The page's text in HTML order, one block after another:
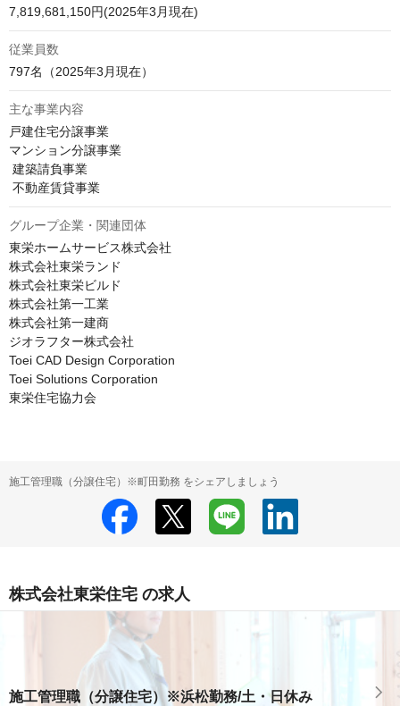
7,819,681,150円(2025年3月現在)
従業員数
797名（2025年3月現在）
主な事業内容
戸建住宅分譲事業
マンション分譲事業
不動産賃貸事業
グループ企業・関連団体
東栄ホームサービス株式会社
株式会社東栄ランド
株式会社東栄ビルド
株式会社第一工業
株式会社第一建商
ジオラフター株式会社
Toei CAD Design Corporation
Toei Solutions Corporation
東栄住宅協力会
施工管理職（分譲住宅）※町田勤務 をシェアしましょう
株式会社東栄住宅 の求人
施工管理職（分譲住宅）※浜松勤務/土・日休み